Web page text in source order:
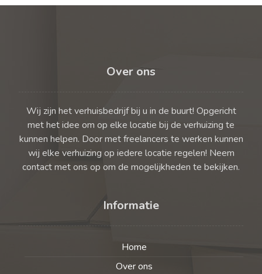
Over ons
Wij zijn het verhuisbedrijf bij u in de buurt! Opgericht
met het idee om op elke locatie bij de verhuizing te
kunnen helpen. Door met freelancers te werken kunnen
wij elke verhuizing op iedere locatie regelen! Neem
contact met ons op om de mogelijkheden te bekijken.
Informatie
Home
Over ons